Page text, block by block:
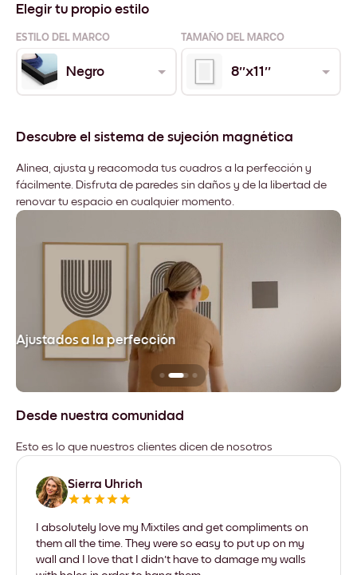
Elegir tu propio estilo
ESTILO DEL MARCO TAMAÑO DEL MARCO
Negro 8''x11''
Descubre el sistema de sujeción magnética
Alinea, ajusta y reacomoda tus cuadros a la perfección y
fácilmente. Disfruta de paredes sin daños y de la libertad de
renovar tu espacio en cualquier momento.
Ajustados a la perfección
Desde nuestra comunidad
Esto es lo que nuestros clientes dicen de nosotros
Sierra Uhrich
I absolutely love my Mixtiles and get compliments on
them all the time. They were so easy to put up on my
wall and I love that I didn't have to damage my walls